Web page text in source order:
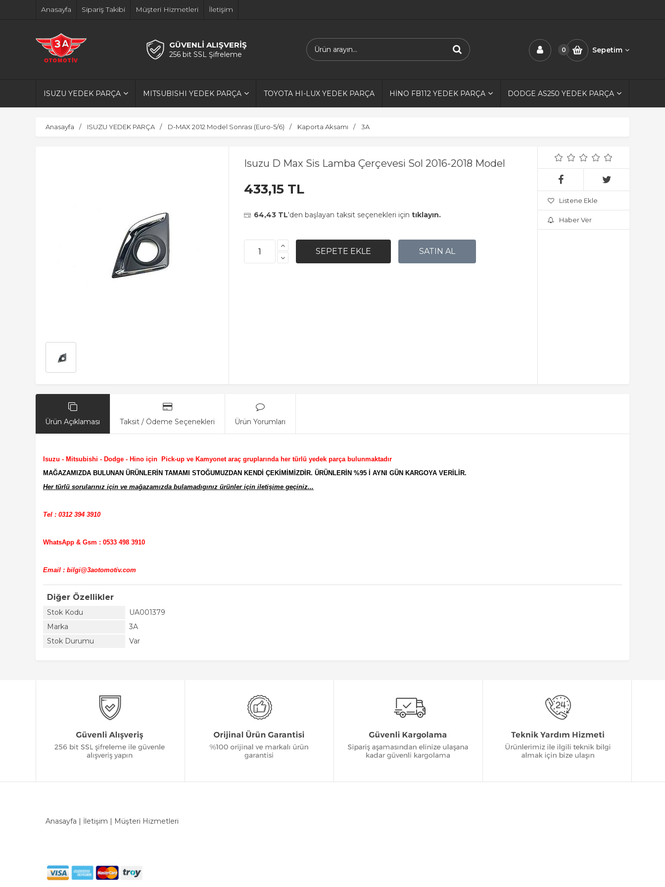
Anasayfa Sipariş Takibi Müşteri Hizmetleri İletişim
GÜVENLİ ALIŞVERİŞ
256 bit SSL Şifreleme
0 Sepetim
ISUZU YEDEK PARÇA MITSUBISHI YEDEK PARÇA TOYOTA HI-LUX YEDEK PARÇA HİNO FB112 YEDEK PARÇA DODGE AS250 YEDEK PARÇA
Anasayfa ISUZU YEDEK PARÇA D-MAX 2012 Model Sonrası (Euro-5/6) Kaporta Aksamı 3A
Isuzu D Max Sis Lamba Çerçevesi Sol 2016-2018 Model
433,15 TL
64,43 TL'den başlayan taksit seçenekleri için tıklayın.
Listene Ekle
Haber Ver
Ürün Açıklaması Taksit / Ödeme Seçenekleri Ürün Yorumları
Isuzu - Mitsubishi - Dodge - Hino için Pick-up ve Kamyonet araç gruplarında her türlü yedek parça bulunmaktadır
MAĞAZAMIZDA BULUNAN ÜRÜNLERİN TAMAMI STOĞUMUZDAN KENDİ ÇEKİMİMİZDİR. ÜRÜNLERİN %95 İ AYNI GÜN KARGOYA VERİLİR.
Her türlü sorularınız için ve mağazamızda bulamadıgınız ürünler için iletişime geçiniz...
Tel : 0312 394 3910
WhatsApp & Gsm : 0533 498 3910
Email : bilgi@3aotomotiv.com
Diğer Özellikler
Stok Kodu
UA001379
Marka
3A
Stok Durumu
Var
Anasayfa | İletişim | Müşteri Hizmetleri